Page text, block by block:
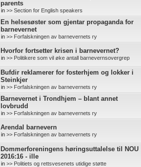
parents
in >> Section for English speakers
En helsesøster som gjentar propaganda for
barnevernet
in >> Forfalskningen av barnevernets ry
Hvorfor fortsetter krisen i barnevernet?
in >> Politikere som vil øke antall barnevernsovergrep
Bufdir reklamerer for fosterhjem og lokker i
Steinkjer
in >> Forfalskningen av barnevernets ry
Barnevernet i Trondhjem – blant annet
lovbrudd
in >> Forfalskningen av barnevernets ry
Arendal barnevern
in >> Forfalskningen av barnevernets ry
Dommerforeningens høringsuttalelse til NOU
2016:16 - ille
in >> Politiets og rettsvesenets utidige støtte